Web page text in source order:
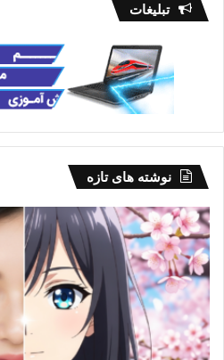
تبلیغات
نوشته های تازه